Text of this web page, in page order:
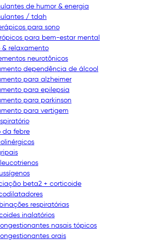
de humor & energia
/ tdah
para sono
para bem-estar mental
& relaxamento
neurotônicos
dependência de álcool
para alzheimer
para epilepsia
para parkinson
para vertigem
da febre
beta2 + corticoide
respiratórias
inalatórios
nasais tópicos
orais